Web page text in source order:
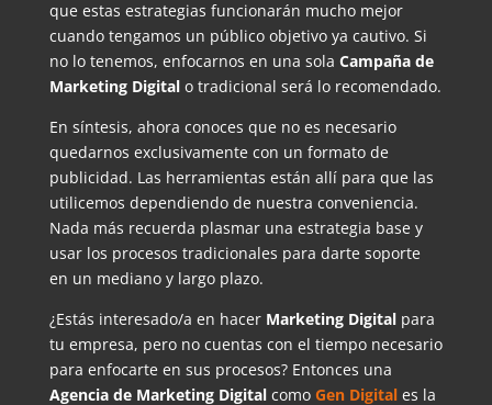
que estas estrategias funcionarán mucho mejor
cuando tengamos un público objetivo ya cautivo. Si
no lo tenemos, enfocarnos en una sola Campaña de
Marketing Digitalo tradicional será lo recomendado.
En síntesis, ahora conoces que no es necesario
quedarnos exclusivamente con un formato de
publicidad. Las herramientas están allí para que las
utilicemos dependiendo de nuestra conveniencia.
Nada más recuerda plasmar una estrategia base y
usar los procesos tradicionales para darte soporte
en un mediano y largo plazo.
¿Estás interesado/a en hacer Marketing Digitalpara
tu empresa, pero no cuentas con el tiempo necesario
para enfocarte en sus procesos? Entonces una
Agencia de Marketing Digitalcomo Gen Digitales la